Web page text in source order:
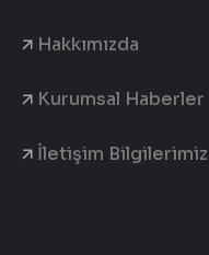
Hakkımızda
Kurumsal Haberler
İletişim Bilgilerimiz